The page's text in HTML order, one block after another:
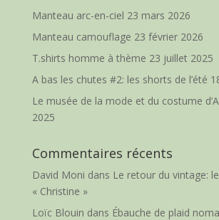
Manteau arc-en-ciel 23 mars 2026
Manteau camouflage 23 février 2026
T.shirts homme à thème 23 juillet 2025
A bas les chutes #2: les shorts de l’été
Le musée de la mode et du costume
2025
Commentaires récents
David Moni dans Le retour du vintage:
« Christine »
Loïc Blouin dans Ébauche de plaid